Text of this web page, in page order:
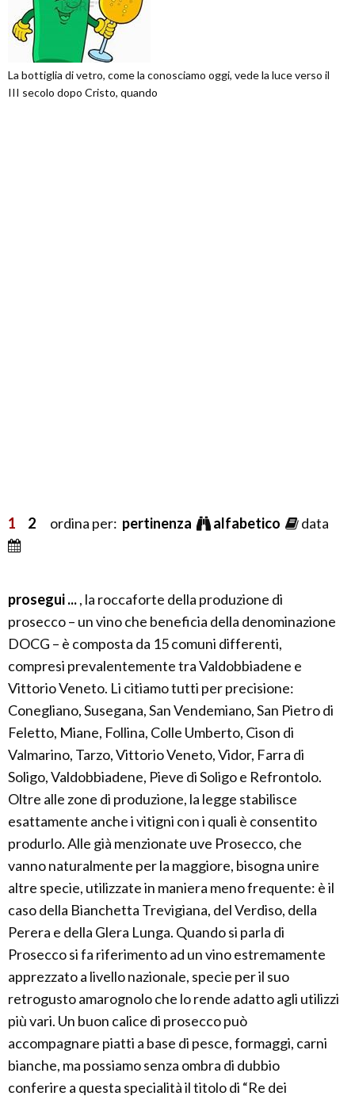
La bottiglia di vetro, come la conosciamo oggi, vede la luce verso il
III secolo dopo Cristo, quando
1 2 ordina per: pertinenza alfabetico data
prosegui ..., la roccaforte della produzione di
prosecco – un vino che beneficia della denominazione
DOCG – è composta da 15 comuni differenti,
compresi prevalentemente tra Valdobbiadene e
Vittorio Veneto. Li citiamo tutti per precisione:
Conegliano, Susegana, San Vendemiano, San Pietro di
Feletto, Miane, Follina, Colle Umberto, Cison di
Valmarino, Tarzo, Vittorio Veneto, Vidor, Farra di
Soligo, Valdobbiadene, Pieve di Soligo e Refrontolo.
Oltre alle zone di produzione, la legge stabilisce
esattamente anche i vitigni con i quali è consentito
produrlo. Alle già menzionate uve Prosecco, che
vanno naturalmente per la maggiore, bisogna unire
altre specie, utilizzate in maniera meno frequente: è il
caso della Bianchetta Trevigiana, del Verdiso, della
Perera e della Glera Lunga. Quando si parla di
Prosecco si fa riferimento ad un vino estremamente
apprezzato a livello nazionale, specie per il suo
retrogusto amarognolo che lo rende adatto agli utilizzi
più vari. Un buon calice di prosecco può
accompagnare piatti a base di pesce, formaggi, carni
bianche, ma possiamo senza ombra di dubbio
conferire a questa specialità il titolo di “Re dei